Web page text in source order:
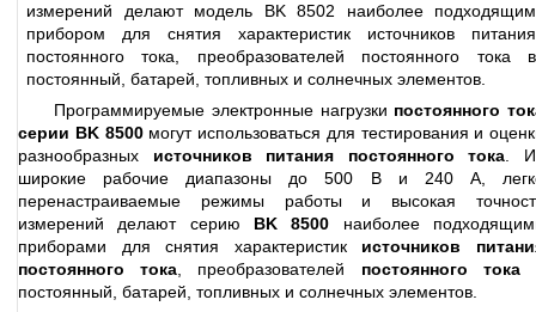
измерений делают модель BK 8502 наиболее подходящим
прибором для снятия характеристик источников питания
постоянного тока, преобразователей постоянного тока в
постоянный, батарей, топливных и солнечных элементов.
Программируемые электронные нагрузки постоянного
серии BK 8500могут использоваться для тестирования и
разнообразных источников питания постоянного тока.
широкие рабочие диапазоны до 500 В и 240 А,
перенастраиваемые режимы работы и высокая
измерений делают серию BK 8500 наиболее
приборами для снятия характеристик источников
постоянного тока, преобразователей постоянного тока
постоянный, батарей, топливных и солнечных элементов.